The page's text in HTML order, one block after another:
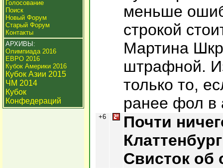
Голосование
Поиск
Новый Форум
Старый Форум
Контакты
АРХИВЫ:
Олимпиада 2016
ЕВРО 2016
Кубок Америки 2016
Кубок Азии 2015
ЧМ 2014
Кубок
Конфедераций
меньше
строкой
Мартина
штрафной.
только то,
ранее фол в
+6
Почти
Свисток об